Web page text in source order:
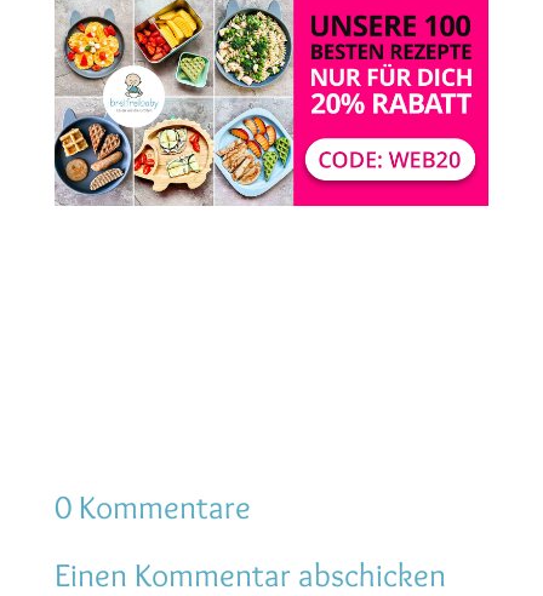
0 Kommentare
Einen Kommentar abschicken